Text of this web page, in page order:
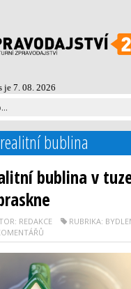
je 7. 08. 2026
realitní bublina
bublina v
REDAKCE
RUBRIKA: